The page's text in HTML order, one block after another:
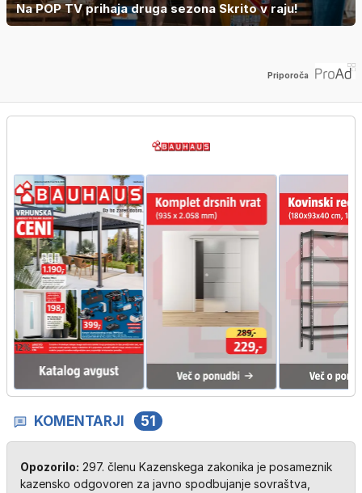
Na POP TV prihaja druga sezona Skrito v raju!
Priporoča
KOMENTARJI 51
Opozorilo: 297. členu Kazenskega zakonika je posameznik
kazensko odgovoren za javno spodbujanje sovraštva,